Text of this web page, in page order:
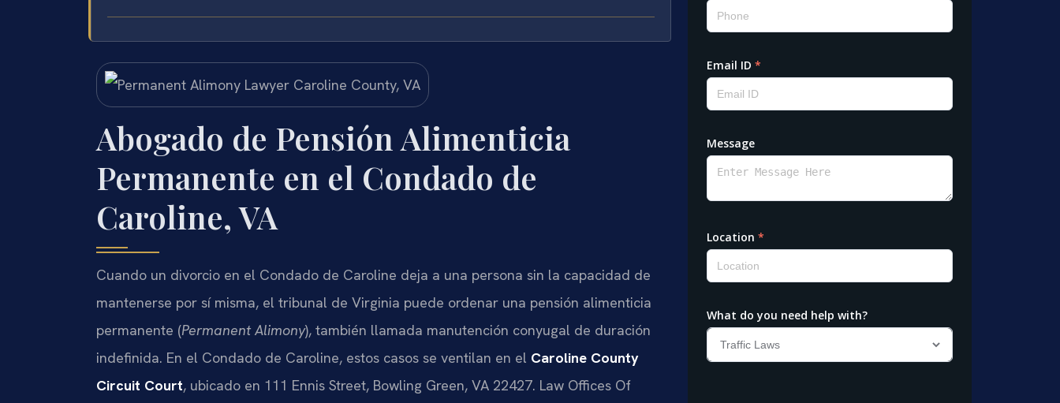
Abogado de Pensión Alimenticia
Permanente en el Condado de
Caroline, VA
Cuando un divorcio en el Condado de Caroline deja a una persona sin la capacidad de
mantenerse por sí misma, el tribunal de Virginia puede ordenar una pensión alimenticia
permanente (Permanent Alimony), también llamada manutención conyugal de duración
indefinida. En el Condado de Caroline, estos casos se ventilan en el Caroline County
Circuit Court, ubicado en 111 Ennis Street, Bowling Green, VA 22427. Law Offices Of